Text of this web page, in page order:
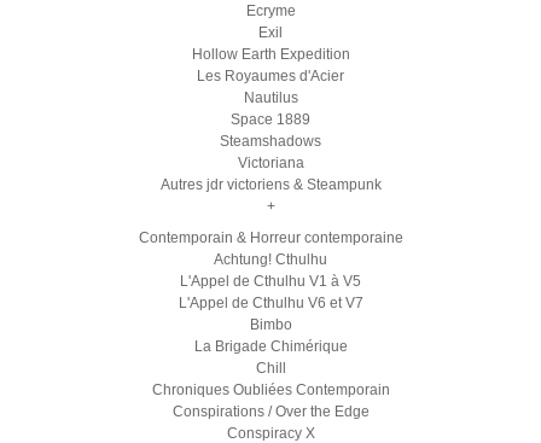
Ecryme
Exil
Hollow Earth Expedition
Les Royaumes d'Acier
Nautilus
Space 1889
Steamshadows
Victoriana
Autres jdr victoriens & Steampunk
+
Contemporain & Horreur contemporaine
Achtung! Cthulhu
L'Appel de Cthulhu V1 à V5
L'Appel de Cthulhu V6 et V7
Bimbo
La Brigade Chimérique
Chill
Chroniques Oubliées Contemporain
Conspirations / Over the Edge
Conspiracy X